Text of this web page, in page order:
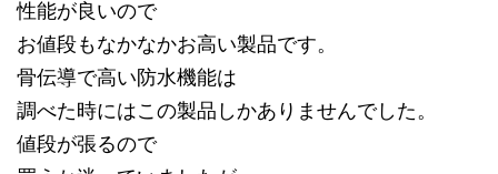
性能が良いので
お値段もなかなかお高い製品です。
骨伝導で高い防水機能は
調べた時にはこの製品しかありませんでした。
値段が張るので